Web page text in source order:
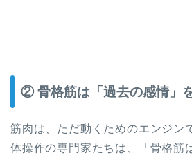
② 骨格筋は「過去の感情」
筋肉は、ただ動くためのエンジン
体操作の専門家たちは、「骨格筋